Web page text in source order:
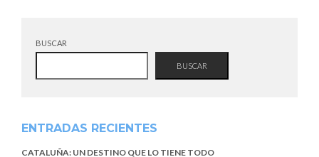
BUSCAR
BUSCAR
ENTRADAS RECIENTES
CATALUÑA: UN DESTINO QUE LO TIENE TODO